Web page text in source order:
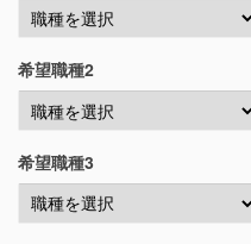
経理職記入例
毎月の伝票処理、年間の予算
給与計算業務を経験しておりま
また、通常業務だけでは無く
にも積極的に取り組んで参りま
もっと経験と知識を積みたい
学生記入例
希望職種2
希望職種3